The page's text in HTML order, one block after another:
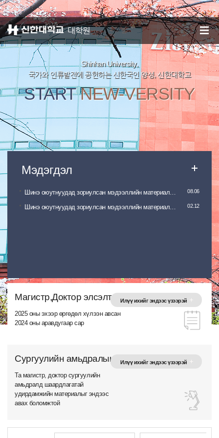
신한대학교 종합정보시스템
대학원
Shinhan University,
국가와 인류발전에 공헌하는 신한국인 양성, 신한대학교
STARTNEW-VERSITY
Шинэ оюутнуудад зориулсан мэдээллийн материал(2025 08.06
Шинэ оюутнуудад зориулсан мэдээллийн материал(2025 02.12
Магистр,Доктор элсэлтийн удирдамж
2025 оны эхээр өргөдөл хүлээн авсан
2024 оны аравдугаар сар
Илүү ихийг эндээс үзээрэй
Сургуулийн амьдралын гарын авлага
Та магистр, доктор сургуулийн
амьдралд шаардлагатай
удирдамжийн материалыг эндээс
авах боломжтой
Илүү ихийг эндээс үзээрэй